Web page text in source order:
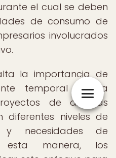
el cual se deben
de consumo de
involucrados
la importancia de
temporal de la
de distintas
diferentes niveles de
y necesidades de
esta manera, los